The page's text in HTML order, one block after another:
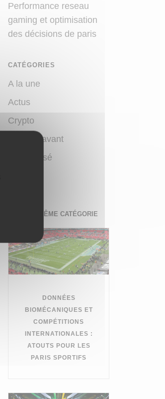
Performance reseau
gaming et optimisation
des décisions de paris
CATÉGORIES
A la une
Actus
Crypto
Mise en avant
Non classé
DANS LA MÊME CATÉGORIE
DONNÉES
BIOMÉCANIQUES ET
COMPÉTITIONS
INTERNATIONALES :
ATOUTS POUR LES
PARIS SPORTIFS